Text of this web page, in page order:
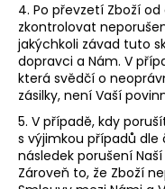
4. Po převzetí Zboží
zkontrolovat
jakýchkoli závad tuto
dopravci a Nám. V
která svědčí o
zásilky, není Vaší
5. V případě, kdy
s výjimkou případů dle
následek porušení
Zároveň to, že Zboží